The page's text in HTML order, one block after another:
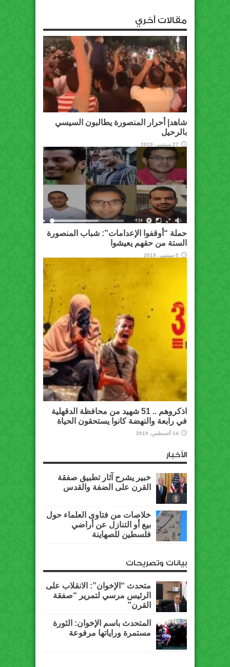
مقالات أخري
شاهد| أحرار المنصورة يطالبون السيسي
بالرحيل
27 سبتمبر، 2019
حملة “أوقفوا الإعدامات”: شباب المنصورة
الستة من حقهم يعيشوا
5 سبتمبر، 2019
اذكروهم .. 51 شهيد من محافظة الدقهلية
في رابعة والنهضة كانوا يستحقون الحياة
14 أغسطس، 2019
الأخبار
خبير يشرح آثار تطبيق صفقة
القرن على الضفة والقدس
خلاصات من فتاوى العلماء حول
بيع أو التنازل عن أراضي
فلسطين للصهاينة
بيانات وتصريحات
متحدث “الإخوان”: الانقلاب على
الرئيس مرسي لتمرير “صفقة
القرن”
المتحدث باسم الإخوان: الثورة
مستمرة وراياتها مرفوعة